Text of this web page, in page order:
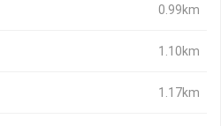
0.99km
1.10km
1.17km